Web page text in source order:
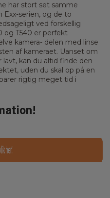
har stort set samme
serien, og de to
ved forskellig
og T540 er perfekt
kamera- delen med linse
af kameraet. Uanset om
kan du altid finde den
uden du skal op på en
rigtig meget tid i